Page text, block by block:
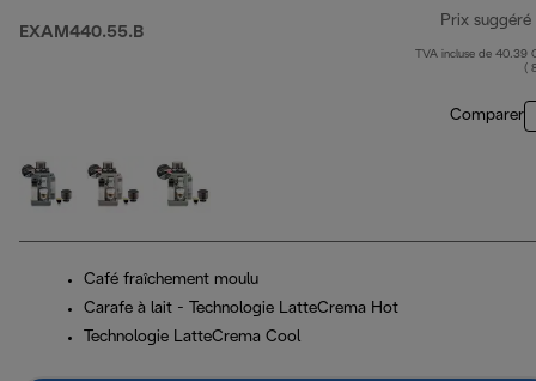
EXAM440.55.B
Prix suggéré
TVA incluse de 40.39
(
Comparer
Café fraîchement moulu
Carafe à lait - Technologie LatteCrema Hot
Technologie LatteCrema Cool